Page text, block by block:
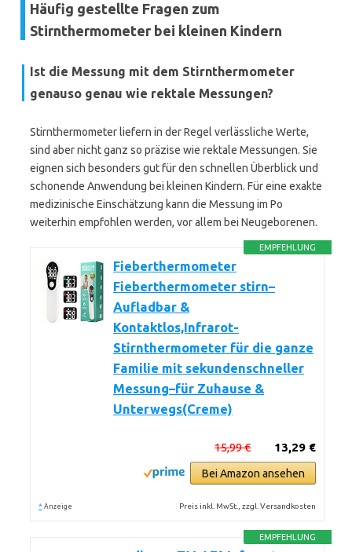
Häufig gestellte Fragen zum
Stirnthermometer bei kleinen Kindern
Ist die Messung mit dem Stirnthermometer
genauso genau wie rektale Messungen?
Stirnthermometer liefern in der Regel verlässliche Werte,
sind aber nicht ganz so präzise wie rektale Messungen. Sie
eignen sich besonders gut für den schnellen Überblick und
schonende Anwendung bei kleinen Kindern. Für eine exakte
medizinische Einschätzung kann die Messung im Po
weiterhin empfohlen werden, vor allem bei Neugeborenen.
EMPFEHLUNG
Fieberthermometer
Fieberthermometer stirn–
Aufladbar &
Kontaktlos,Infrarot-
Stirnthermometer für die ganze
Familie mit sekundenschneller
Messung–für Zuhause &
Unterwegs(Creme)
13,29 €
15,99 €
Bei Amazon ansehen
* Anzeige Preis inkl. MwSt., zzgl. Versandkosten
EMPFEHLUNG